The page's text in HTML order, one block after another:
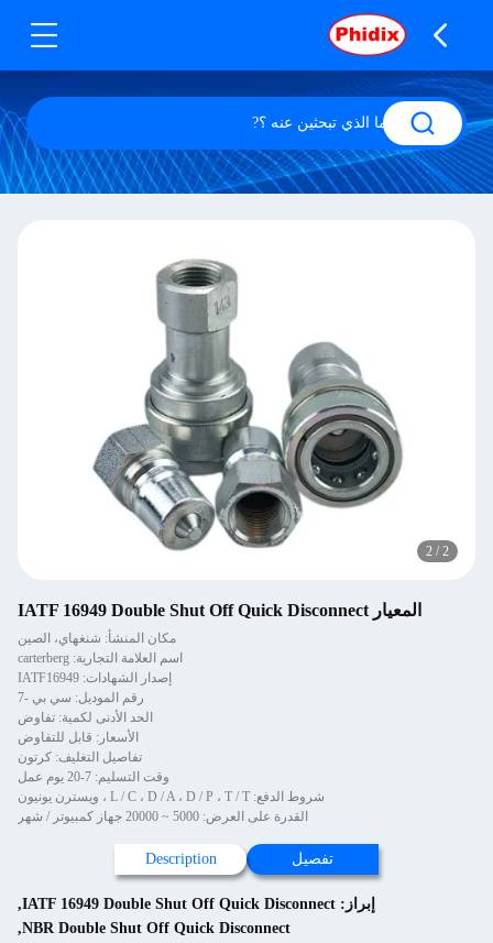
2 / 2
المعيار IATF 16949 Double Shut Off Quick Disconnect
مكان المنشأ: شنغهاي، الصين
اسم العلامة التجارية: carterberg
إصدار الشهادات: IATF16949
رقم الموديل: سي بي -7
الحد الأدنى لكمية: تفاوض
الأسعار: قابل للتفاوض
تفاصيل التغليف: كرتون
وقت التسليم: 7-20 يوم عمل
شروط الدفع: L / C ، D / A ، D / P ، T / T ، ويسترن يونيون
القدرة على العرض: 5000 ~ 20000 جهاز كمبيوتر / شهر
تفصيل Description
إبراز: IATF 16949 Double Shut Off Quick Disconnect
,
NBR Double Shut Off Quick Disconnect
,